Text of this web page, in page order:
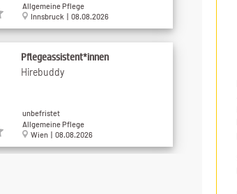
Allgemeine Pflege
Innsbruck | 08.08.2026
Pflegeassistent*innen
Hirebuddy
unbefristet
Allgemeine Pflege
Wien | 08.08.2026